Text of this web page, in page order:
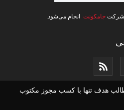
شرکت جامکونت انجام می‌شود.
هدف تنها با کسب مجوز مکتوب